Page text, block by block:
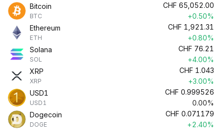
Bitcoin
BTC
CHF 65,052.00
+0.50%
Ethereum
ETH
CHF 1,921.31
+0.80%
Solana
SOL
CHF 76.21
+4.00%
XRP
XRP
CHF 1.043
+3.00%
USD1
USD1
CHF 0.999526
0.00%
Dogecoin
DOGE
CHF 0.071179
+2.40%